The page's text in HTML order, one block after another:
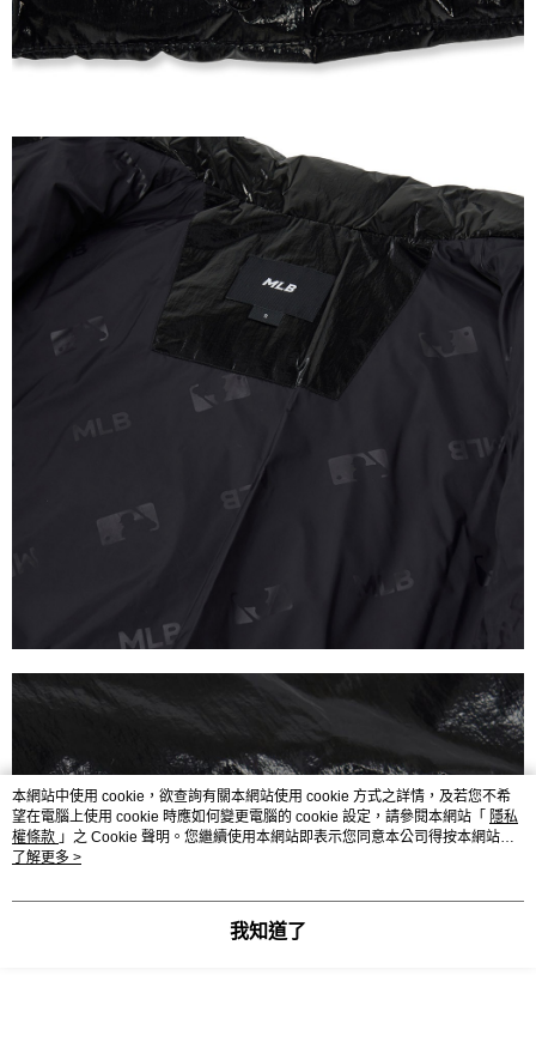
本網站中使用 cookie，欲查詢有關本網站使用 cookie 方式之詳情，及若您不希
望在電腦上使用 cookie 時應如何變更電腦的 cookie 設定，請參閱本網站「 隱私
權條款 」之 Cookie 聲明。您繼續使用本網站即表示您同意本公司得按本網站使
用條款之 Cookie 聲明使用 cookie。
了解更多 >
我知道了